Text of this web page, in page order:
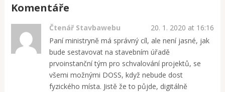
Komentáře
Čtenář Stavbawebu
20. 1. 2020 at 16:16
Paní ministryně má správný cíl, ale není jasné, jak
bude sestavovat na stavebním úřadě
prvoinstanční tým pro schvalování projektů, se
všemi možnými DOSS, když nebude dost
fyzického místa. Jistě že to půjde, digitálně